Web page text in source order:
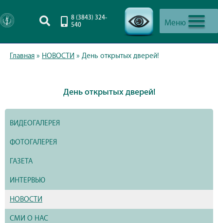
Меню
8 (3843) 324-
540
Главная » НОВОСТИ » День открытых дверей!
День открытых дверей!
ВИДЕОГАЛЕРЕЯ
ФОТОГАЛЕРЕЯ
ГАЗЕТА
ИНТЕРВЬЮ
НОВОСТИ
СМИ О НАС